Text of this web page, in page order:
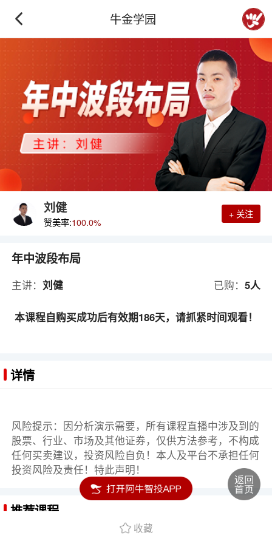
牛金学园
刘健
赞美率:100.0%
+ 关注
年中波段布局
主讲：刘健 已购： 5人
本课程自购买成功后有效期186天，请抓紧时间观看！
详情
风险提示：因分析演示需要，所有课程直播中涉及到的
股票、行业、市场及其他证券，仅供方法参考，不构成
任何买卖建议，投资风险自负！本人及平台不承担任何
投资风险及责任！特此声明！
推荐课程
收藏